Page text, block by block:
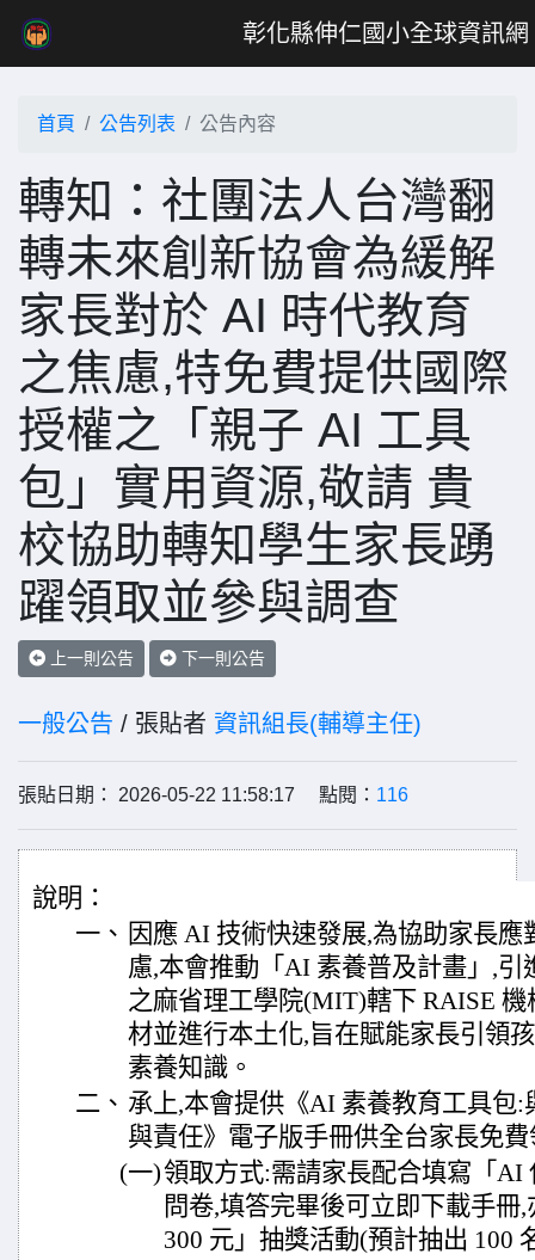
彰化縣伸仁國小全球資訊網
首頁 公告列表 公告內容
轉知：社團法人台灣翻
轉未來創新協會為緩解
家長對於 AI 時代教育
之焦慮,特免費提供國際
授權之「親子 AI 工具
包」實用資源,敬請 貴
校協助轉知學生家長踴
躍領取並參與調查
上一則公告 下一則公告
一般公告 / 張貼者 資訊組長(輔導主任)
張貼日期： 2026-05-22 11:58:17 點閱： 116
說明：
一、 因應 AI 技術快速發展,為協助家長
慮,本會推動「AI 素養普及計畫」,
之麻省理工學院(MIT)轄下 RAISE
材並進行本土化,旨在賦能家長引領
素養知識。
二、 承上,本會提供《AI 素養教育工具包
與責任》電子版手冊供全台家長免
(一)領取方式:需請家長配合填寫「AI
問卷,填答完畢後可立即下載手冊
300 元」抽獎活動(預計抽出 100